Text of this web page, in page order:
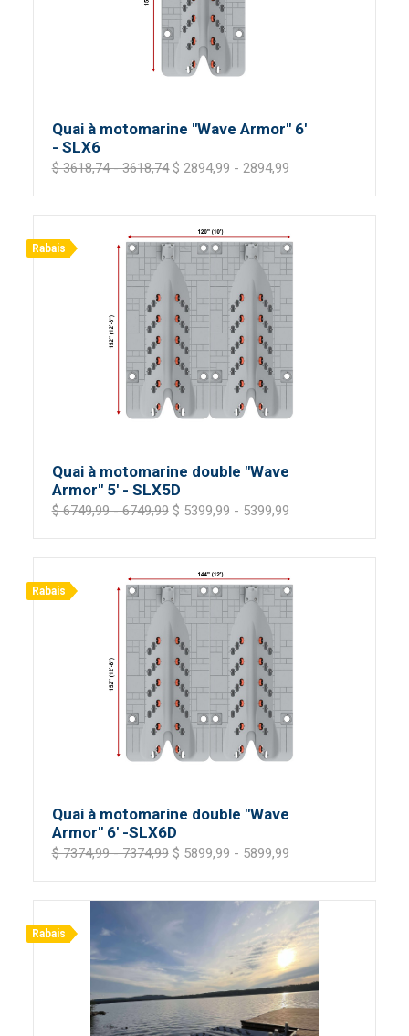
Quai à motomarine "Wave Armor" 6'
- SLX6
$ 3618,74 - 3618,74$ 2894,99 - 2894,99
Rabais
Quai à motomarine double "Wave
Armor" 5' - SLX5D
$ 6749,99 - 6749,99$ 5399,99 - 5399,99
Rabais
Quai à motomarine double "Wave
Armor" 6' -SLX6D
$ 7374,99 - 7374,99$ 5899,99 - 5899,99
Rabais